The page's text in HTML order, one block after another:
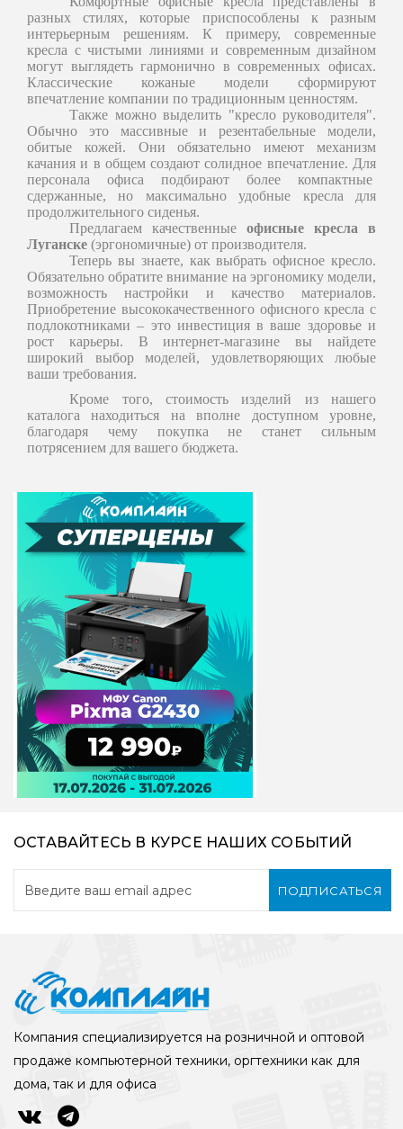
разных стилях, которые приспособлены к разным
интерьерным решениям. К примеру, современные
кресла с чистыми линиями и современным дизайном
могут выглядеть гармонично в современных офисах.
Классические кожаные модели сформируют
впечатление компании по традиционным ценностям.
Также можно выделить "кресло руководителя".
Обычно это массивные и резентабельные модели,
обитые кожей. Они обязательно имеют механизм
качания и в общем создают солидное впечатление. Для
персонала офиса подбирают более компактные
сдержанные, но максимально удобные кресла для
продолжительного сиденья.
Предлагаем качественныеофисные кресла в
Луганске (эргономичные) от производителя.
Теперь вы знаете, как выбрать офисное кресло.
Обязательно обратите внимание на эргономику модели,
возможность настройки и качество материалов.
Приобретение высококачественного офисного кресла с
подлокотниками – это инвестиция в ваше здоровье и
рост карьеры. В интернет-магазине вы найдете
широкий выбор моделей, удовлетворяющих любые
ваши требования.
Кроме того, стоимость изделий из нашего
каталога находиться на вполне доступном уровне,
благодаря чему покупка не станет сильным
потрясением для вашего бюджета.
ОСТАВАЙТЕСЬ В КУРСЕ НАШИХ СОБЫТИЙ
ПОДПИСАТЬСЯ
Компания специализируется на розничной и оптовой
продаже компьютерной техники, оргтехники как для
дома, так и для офиса